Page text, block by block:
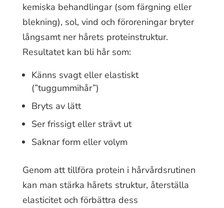
kemiska behandlingar (som färgning eller
blekning), sol, vind och föroreningar bryter
långsamt ner hårets proteinstruktur.
Resultatet kan bli hår som:
Känns svagt eller elastiskt
(”tuggummihår”)
Bryts av lätt
Ser frissigt eller strävt ut
Saknar form eller volym
Genom att tillföra protein i hårvårdsrutinen
kan man stärka hårets struktur, återställa
elasticitet och förbättra dess